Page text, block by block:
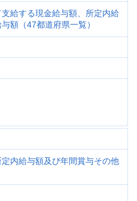
給する現金給与額、所定内給
額（47都道府県一覧）
定内給与額及び年間賞与その他